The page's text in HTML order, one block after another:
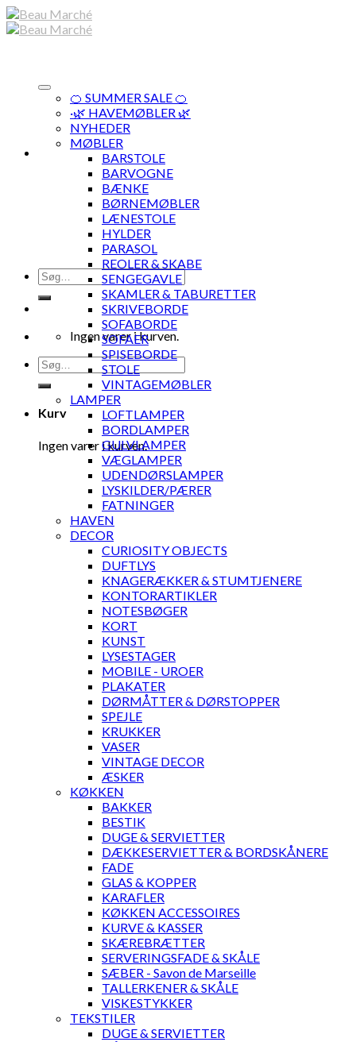
Skip
to
Søg
efter:
Ingen varer i kurven.
Søg
efter:
Kurv
Ingen varer i kurven.
🍊 SUMMER SALE 🍊
·🌿 HAVEMØBLER 🌿
NYHEDER
MØBLER
BARSTOLE
BARVOGNE
BÆNKE
BØRNEMØBLER
LÆNESTOLE
HYLDER
PARASOL
REOLER & SKABE
SENGEGAVLE
SKAMLER & TABURETTER
SKRIVEBORDE
SOFABORDE
SOFAER
SPISEBORDE
STOLE
VINTAGEMØBLER
LAMPER
LOFTLAMPER
BORDLAMPER
GULVLAMPER
VÆGLAMPER
UDENDØRSLAMPER
LYSKILDER/PÆRER
FATNINGER
HAVEN
DECOR
CURIOSITY OBJECTS
DUFTLYS
KNAGERÆKKER & STUMTJENERE
KONTORARTIKLER
NOTESBØGER
KORT
KUNST
LYSESTAGER
MOBILE - UROER
PLAKATER
DØRMÅTTER & DØRSTOPPER
SPEJLE
KRUKKER
VASER
VINTAGE DECOR
ÆSKER
KØKKEN
BAKKER
BESTIK
DUGE & SERVIETTER
DÆKKESERVIETTER & BORDSKÅNERE
FADE
GLAS & KOPPER
KARAFLER
KØKKEN ACCESSOIRES
KURVE & KASSER
SKÆREBRÆTTER
SERVERINGSFADE & SKÅLE
SÆBER - Savon de Marseille
TALLERKENER & SKÅLE
VISKESTYKKER
TEKSTILER
DUGE & SERVIETTER